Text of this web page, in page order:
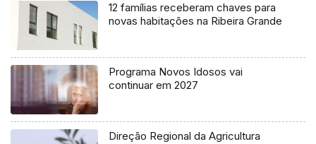
12 famílias receberam chaves para
novas habitações na Ribeira Grande
Programa Novos Idosos vai
continuar em 2027
Direção Regional da Agricultura